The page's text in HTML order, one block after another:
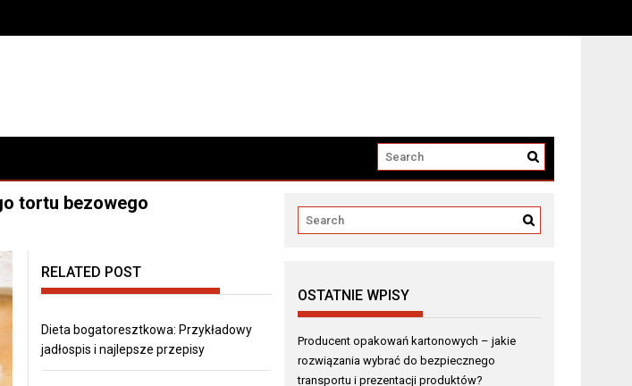
transportu i prezentacji produktów?
tortu bezowego
RELATED POST
Dieta bogatoresztkowa: Przykładowy
jadłospis i najlepsze przepisy
OSTATNIE WPISY
Producent opakowań kartonowych – jakie
rozwiązania wybrać do bezpiecznego
transportu i prezentacji produktów?